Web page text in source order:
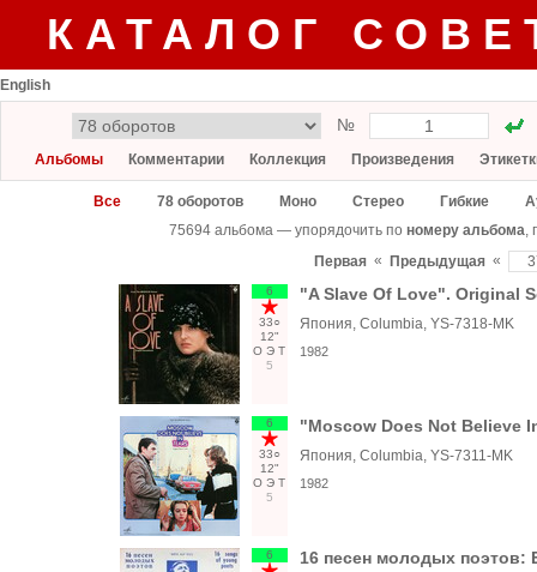
КАТАЛОГ
English
№
Альбомы Комментарии Коллекция Произведения
Все 78 оборотов Моно Стерео Гибкие
75694 альбома — упорядочить по номеру альбома,
Первая « Предыдущая «
6
33○
12"
О Э Т
5
"A Slave Of Love". Original
Япония, Columbia, YS-7318-MK
1982
6
33○
12"
О Э Т
5
"Moscow Does Not Believe
Япония, Columbia, YS-7311-MK
1982
6 16 песен молодых поэтов: